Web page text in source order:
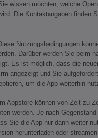
wissen möchten, welche
Die Kontaktangaben finden
Darüber werden Sie beim
Es ist möglich, dass die
angezeigt und Sie
um die App weiterhin
können von Zeit zu Zeit
werden. Je nach
Sie die App nur dann weiter
herunterladen oder